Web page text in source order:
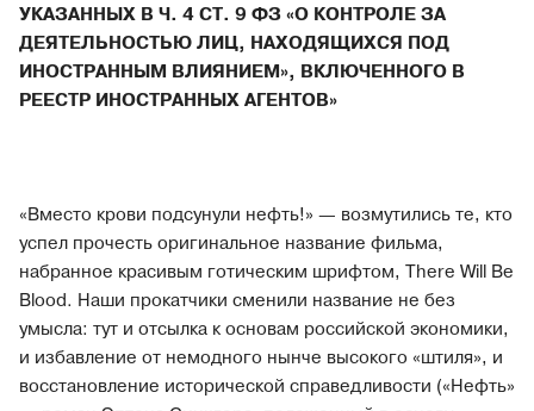
УКАЗАННЫХ В Ч. 4 СТ. 9 ФЗ «О КОНТРОЛЕ ЗА
ДЕЯТЕЛЬНОСТЬЮ ЛИЦ, НАХОДЯЩИХСЯ ПОД
ИНОСТРАННЫМ ВЛИЯНИЕМ», ВКЛЮЧЕННОГО В
РЕЕСТР ИНОСТРАННЫХ АГЕНТОВ»
«Вместо крови подсунули нефть!» — возмутились те, кто
успел прочесть оригинальное название фильма,
набранное красивым готическим шрифтом, There Will Be
Blood. Наши прокатчики сменили название не без
умысла: тут и отсылка к основам российской экономики,
и избавление от немодного нынче высокого «штиля», и
восстановление исторической справедливости («Нефть»